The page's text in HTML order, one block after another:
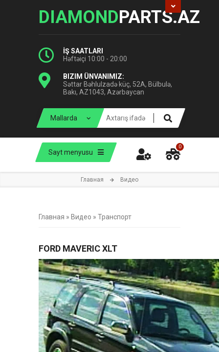
DIAMONDPARTS.AZ
İŞ SAATLARI
Həftəiçi 10:00 - 20:00
BIZIM ÜNVANIMIZ:
Səttar Bəhlulzadə küç, 52A, Bülbulə,
Bakı, AZ1043, Azərbaycan
Sayt menyusu
0
Главная Видео
Главная » Видео » Транспорт
FORD MAVERIC XLT